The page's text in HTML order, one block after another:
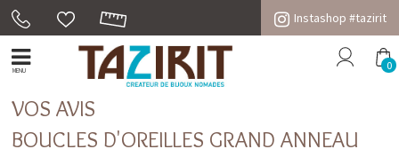
Instashop #tazirit
MENU 0
VOS AVIS
BOUCLES D'OREILLES GRAND ANNEAU